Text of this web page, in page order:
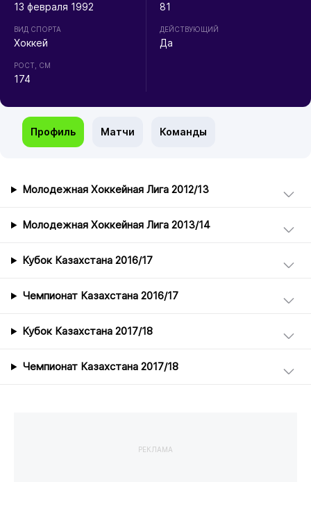
13 февраля 1992
ВИД СПОРТА
Хоккей
РОСТ, СМ
174
81
ДЕЙСТВУЮЩИЙ
Да
Профиль Матчи Команды
Молодежная Хоккейная Лига 2012/13
Молодежная Хоккейная Лига 2013/14
Кубок Казахстана 2016/17
Чемпионат Казахстана 2016/17
Кубок Казахстана 2017/18
Чемпионат Казахстана 2017/18
РЕКЛАМА